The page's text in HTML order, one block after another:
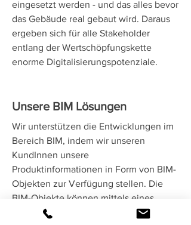
eingesetzt werden - und das alles bevor
das Gebäude real gebaut wird. Daraus
ergeben sich für alle Stakeholder
entlang der Wertschöpfungskette
enorme Digitalisierungspotenziale.
Unsere BIM Lösungen
Wir unterstützen die Entwicklungen im
Bereich BIM, indem wir unseren
KundInnen unsere
Produktinformationen in Form von BIM-
Objekten zur Verfügung stellen. Die
BIM-Objekte können mittels eines
Online-Konfigurators konfiguriert